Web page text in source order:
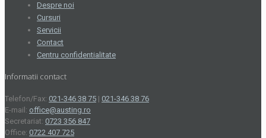
Despre noi
Cursuri
Servicii
Contact
Centru confidentialitate
Informatii contact
Telefon/Fax: 021-346 38 75 | 021-346 38 76
E-mail: office@austing.ro
Secretariat: 0723 356 847
Office: 0722 407 725